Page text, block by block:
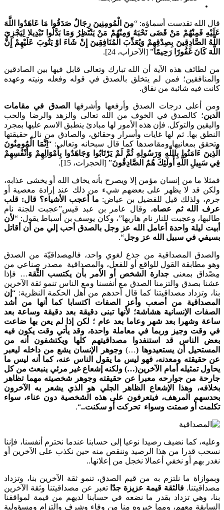
تقدست أسماؤه: “مِنَ الْمُومِنِينَ رِجَالٌ صَدَقُوا مَا عَاهَدُوا اللَّهَ
فَمِنْهُمْ مَنْ قَضَى نَحْبَهُ وَمِنْهُمْ مَنْ يَنْتَظِرُ وَمَا بَدَّلُوا تَبْدِيلا لِيَجْزِيَ
الصَّادِقِينَ بِصِدْقِهِمْ وَيُعَذِّبَ الْمُنَافِقِينَ إِنْ شَاءَ اوْ يَتُوبَ عَلَيْهِمْ إِنَّ
غَفُورًا رَحِيمًا ” [الاَحزاب، 24].
هذه الآية أن الله تبارك وتعالى قابل فيها بين الصادقين
فمن لم يتخلق بالصدق في قوله وفعله ونيته وعهده
فيه شائبة من نفاق.
درجات الصدق وأرفعها وأشرفهاالصدق في مقامات
؛ كالصدق في الخوف من الله تعالى والزهد والرضا والحب
والتوكل. فإن هذه الأمور لها مبادئ ينطبق الاسم عليها بمجرد
بها. ثم لها غايات وأسرار وحقائق، والصادق من نال حقيقتها
بمعانيها ومقاصدها كما قال سبحانه وتعالى: “اِنَّمَا الْمُومِنُونَ
ءَامَنُوا بِاللَّهِ وَرَسُولِهِ ثُمَّ لَمْ يَرْتَابُوا وَجَاهَدُوا بِأَمْوَالِهِمْ وَأَنْفُسِهِمْ
اللَّهِ أُولَئِكَ هُمُ الصَّادِقُونَ” [الحجرات، 15].
ما من إنسان مؤمن إلا ويصرح بأنه يخاف الله أو يخشى عذابه،
قد لا يظهر على بعضهم شيء من ذلك عند إرادة معصية أو
ولذلك قيل للفضيل بن عياض:ما أعجب الأشياء؟ قال: قلب
ثم عصاه ، وقال عامر بن عبد قيس”عجبت للجنة نام
وعجبت للنار نام هاربها”، وكان يوسف بن أسباط يقول: “لأن
ليلة واحدة أعامل الله عز وجل بالصدق أحب إلي من أن أقاتل
في سبيل الله عز وجل “.
المصداقية من جذع لغوي واحد، فالمِصداقيّة من الصدق
القول للواقع أو للفعل، والمصداقية مصدر صناعي من
بمعنىجدارة الشخص أو الأمر بأن يكتسب الثِّقة
… فإذا
بصدق والتزمنا الصدق مع أنفسنا ومع الناس تنمو ثقة الآخرين
وتزداد مصداقيتنا كما قال أحدهم من أهل الحكمة النظرية: “إن
من أصعب وأعز الصفات اكتسابا كما أنها من أشد
الإنسانية هشاشة؛ لأنها تبنى دقيقة بعد دقيقة وساعة بعد
وشهرا بعد شهر وعاما بعد عام ؛ لكن إذا لم يعن بها ضاعت
وجيز وربما في معاملة واحدة، وقد يأتي وقت يكون فيه
قد استنفدوا مصداقيتهم كلها ويكتشفون أنه من
أن يستعيدوها (…) وجوهر الإنسان يشع من داخله ليعبر
ومعدنه، فهو ليس ما يقول الناس عنه، كما أنه ليس ما
تمثيله أمام الآخرين(…) ولكنه إشعاع غير مرئي ينبعث من كل
من جوارحه معبرا عن حقيقته وجوهر شخصيته مهما تظاهر
وهذا الإشعاع الظاهر الجلي هو الذي يشعر به الآخرون
المرهف، فيتعرفون على هذه الشخصية دون عناء، سواء
أو صمتت وسواء تحركت أو سكنت..“.
كما نضيف رصيدا نوعيا إلى حسابنا عندما نحترم أنفسنا، فإننا
قدرا من هذا الرصيد وننقص منه حين نكذب على الآخرين أو
بهم أو نخفي أعمالا نخجل من إعلانها..
ما نلتزم به من قيم الصدق، تنمو ثقة الآخرين بنا، وتزداد
فالثقة قيمة عزيزة جدّا تعبر عن مصداقيتنا وثقة الآخرين
وهي تزداد بقدر ما نضعه في حسابنا لديهم من قيمة لمواقفنا
معهم، ومما خبروه منا من وفاء وشرف والتزام ومسؤولية